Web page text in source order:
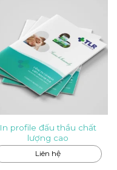
In profile đấu thầu chất
lượng cao
Liên hệ